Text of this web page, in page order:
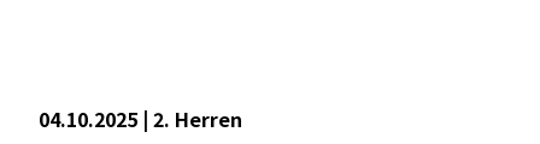
04.10.2025 | 2. Herren